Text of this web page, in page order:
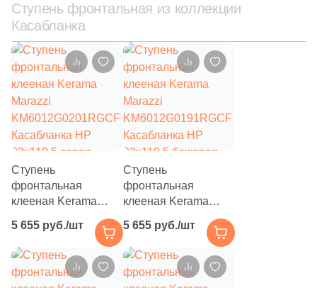
Ступень фронтальная из коллекции
Касабланка
Ступень
фронтальная
клееная Kerama
KM6012G0201RGCF
Касабланка HP
33x119.5 серая
светлая матовая под
5 655 руб./шт
Ступень
фронтальная
клееная Kerama
KM6012G0191RGCF
Касабланка HP
33x119.5 бежевая
светлая матовая под
5 655 руб./шт